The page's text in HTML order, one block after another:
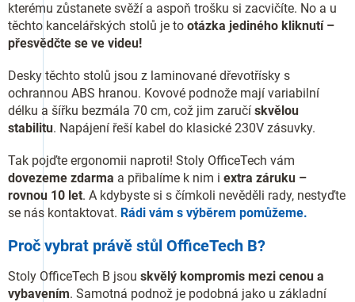
kterému zůstanete svěží a aspoň trošku si zacvičíte. No a u
těchto kancelářských stolů je to otázka jediného kliknutí –
přesvědčte se ve videu!
Desky těchto stolů jsou z laminované dřevotřísky s
ochrannou ABS hranou. Kovové podnože mají variabilní
délku a šířku bezmála 70 cm, což jim zaručí skvělou
stabilitu. Napájení řeší kabel do klasické 230V zásuvky.
Tak pojďte ergonomii naproti! Stoly OfficeTech vám
dovezeme zdarma a přibalíme k nim i extra záruku –
rovnou 10 let. A kdybyste si s čímkoli nevěděli rady, nestyďte
se nás kontaktovat. Rádi vám s výběrem pomůžeme.
Proč vybrat právě stůl OfficeTech B?
Stoly OfficeTech B jsou skvělý kompromis mezi cenou a
vybavením. Samotná podnož je podobná jako u základní